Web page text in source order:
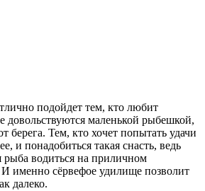
подойдет тем, кто любит
довольствуются маленькой рыбешкой,
берега. Тем, кто хочет попытать удачи
и понадобиться такая снасть, ведь
рыба водиться на приличном
И именно сёрвефое удилище позволит
далеко.